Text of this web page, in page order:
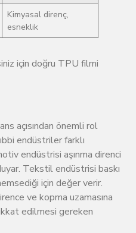
Kimyasal direnç,
esneklik
için doğru TPU filmi
açısından önemli rol
endüstriler farklı
endüstrisi aşınma direnci
Tekstil endüstrisi baskı
için değer verir.
ve kopma uzamasına
edilmesi gereken